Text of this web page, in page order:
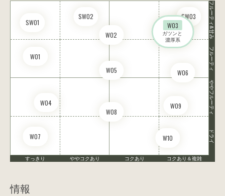
SW01
SW02 SW03
W01
W02
W03
ガツンと
濃厚系
W04
W05 W06
W07
W08
W09
W10
フルーティ&甘み
フルーティ
ややフルーティ
ドライ
すっきり ややコクあり コクあり コクあり＆複雑
情報